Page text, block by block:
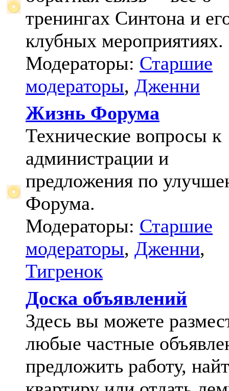
тренингах Синтона и
клубных мероприятиях.
Модераторы: Старшие
модераторы, Дженни
Жизнь Форума
Технические вопросы к
администрации и
предложения по
Форума.
Модераторы: Старшие
модераторы, Дженни,
Тигренок
Доска объявлений
Здесь вы можете
любые частные
предложить работу,